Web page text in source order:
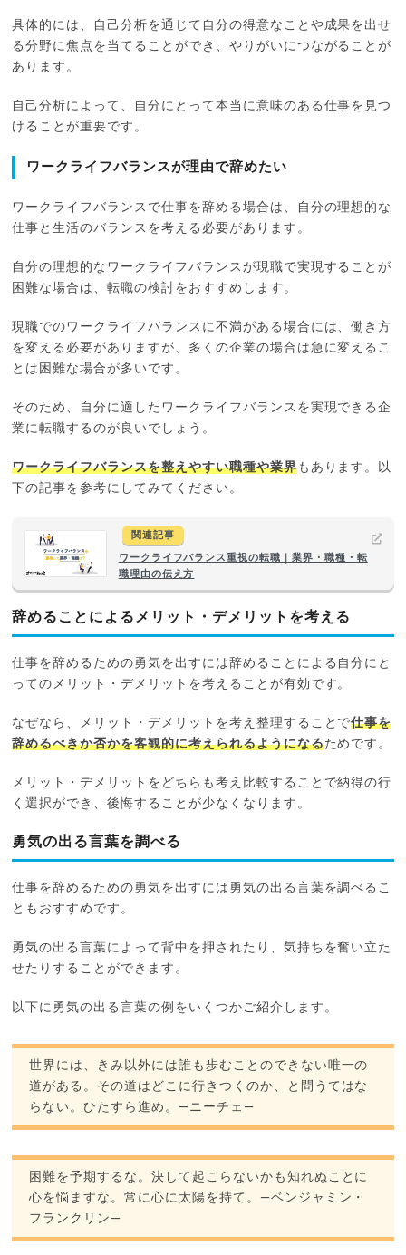
具体的には、自己分析を通じて自分の得意なことや成果を出せ
る分野に焦点を当てることができ、やりがいにつながることが
あります。
自己分析によって、自分にとって本当に意味のある仕事を見つ
けることが重要です。
ワークライフバランスが理由で辞めたい
ワークライフバランスで仕事を辞める場合は、自分の理想的な
仕事と生活のバランスを考える必要があります。
自分の理想的なワークライフバランスが現職で実現することが
困難な場合は、転職の検討をおすすめします。
現職でのワークライフバランスに不満がある場合には、働き方
を変える必要がありますが、多くの企業の場合は急に変えるこ
とは困難な場合が多いです。
そのため、自分に適したワークライフバランスを実現できる企
業に転職するのが良いでしょう。
ワークライフバランスを整えやすい職種や業界もあります。以
下の記事を参考にしてみてください。
関連記事
ワークライフバランス重視の転職｜業界・職種・転
職理由の伝え方
辞めることによるメリット・デメリットを考える
仕事を辞めるための勇気を出すには辞めることによる自分にと
ってのメリット・デメリットを考えることが有効です。
なぜなら、メリット・デメリットを考え整理することで仕事を
辞めるべきか否かを客観的に考えられるようになるためです。
メリット・デメリットをどちらも考え比較することで納得の行
く選択ができ、後悔することが少なくなります。
勇気の出る言葉を調べる
仕事を辞めるための勇気を出すには勇気の出る言葉を調べるこ
ともおすすめです。
勇気の出る言葉によって背中を押されたり、気持ちを奮い立た
せたりすることができます。
以下に勇気の出る言葉の例をいくつかご紹介します。
世界には、きみ以外には誰も歩むことのできない唯一の
道がある。その道はどこに行きつくのか、と問うてはな
らない。ひたすら進め。―ニーチェ―
困難を予期するな。決して起こらないかも知れぬことに
心を悩ますな。常に心に太陽を持て。―ベンジャミン・
フランクリン―